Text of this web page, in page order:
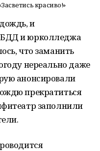
красиво!»
и
и юрколледжа
что заманить
нереально даже
анонсировали
прекратиться
заполнили